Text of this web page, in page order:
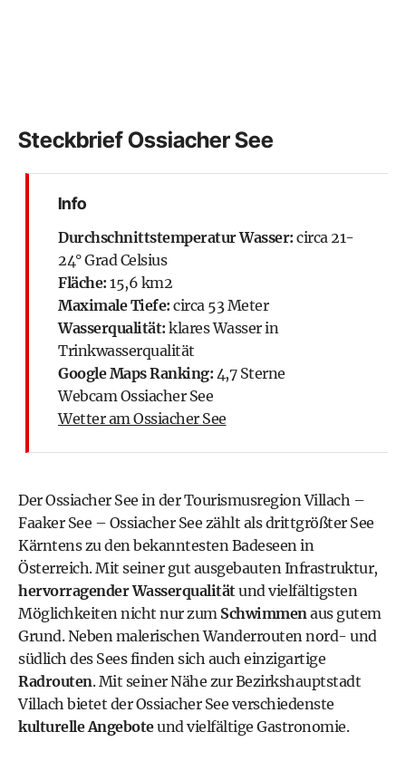
Steckbrief Ossiacher See
Info
Durchschnittstemperatur Wasser: circa 21-
24° Grad Celsius
Fläche: 15,6 km2
Maximale Tiefe: circa 53 Meter
Wasserqualität: klares Wasser in
Trinkwasserqualität
Google Maps Ranking: 4,7 Sterne
Webcam Ossiacher See
Wetter am Ossiacher See
Der Ossiacher See in der Tourismusregion Villach –
Faaker See – Ossiacher See zählt als drittgrößter See
Kärntens zu den bekanntestenBadeseen in
Österreich. Mit seiner gut ausgebauten Infrastruktur,
hervorragender Wasserqualitätund vielfältigsten
Möglichkeiten nicht nur zum Schwimmenaus gutem
Grund. Neben malerischen Wanderrouten nord- und
südlich des Sees finden sich auch einzigartige
Radrouten. Mit seiner Nähe zurBezirkshauptstadt
Villach bietet der Ossiacher See verschiedenste
kulturelle Angeboteund vielfältige Gastronomie.